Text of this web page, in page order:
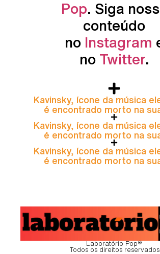
Pop. Siga
conteúdo
no Instagram
no Twitter.
Kavinsky, ícone da música
é encontrado morto na
Kavinsky, ícone da música
é encontrado morto na
Kavinsky, ícone da música
é encontrado morto na
Laboratório Pop®
Todos os direitos reservados